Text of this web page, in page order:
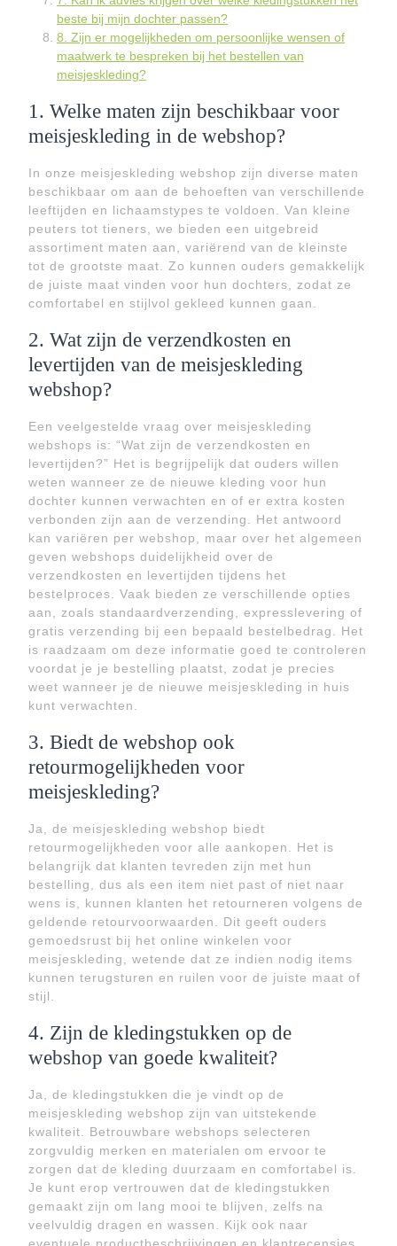
beste bij mijn dochter passen?
8. Zijn er mogelijkheden om persoonlijke wensen of
maatwerk te bespreken bij het bestellen van
meisjeskleding?
1. Welke maten zijn beschikbaar voor
meisjeskleding in de webshop?
In onze meisjeskleding webshop zijn diverse maten
beschikbaar om aan de behoeften van verschillende
leeftijden en lichaamstypes te voldoen. Van kleine
peuters tot tieners, we bieden een uitgebreid
assortiment maten aan, variërend van de kleinste
tot de grootste maat. Zo kunnen ouders gemakkelijk
de juiste maat vinden voor hun dochters, zodat ze
comfortabel en stijlvol gekleed kunnen gaan.
2. Wat zijn de verzendkosten en
levertijden van de meisjeskleding
webshop?
Een veelgestelde vraag over meisjeskleding
webshops is: “Wat zijn de verzendkosten en
levertijden?” Het is begrijpelijk dat ouders willen
weten wanneer ze de nieuwe kleding voor hun
dochter kunnen verwachten en of er extra kosten
verbonden zijn aan de verzending. Het antwoord
kan variëren per webshop, maar over het algemeen
geven webshops duidelijkheid over de
verzendkosten en levertijden tijdens het
bestelproces. Vaak bieden ze verschillende opties
aan, zoals standaardverzending, expresslevering of
gratis verzending bij een bepaald bestelbedrag. Het
is raadzaam om deze informatie goed te controleren
voordat je je bestelling plaatst, zodat je precies
weet wanneer je de nieuwe meisjeskleding in huis
kunt verwachten.
3. Biedt de webshop ook
retourmogelijkheden voor
meisjeskleding?
Ja, de meisjeskleding webshop biedt
retourmogelijkheden voor alle aankopen. Het is
belangrijk dat klanten tevreden zijn met hun
bestelling, dus als een item niet past of niet naar
wens is, kunnen klanten het retourneren volgens de
geldende retourvoorwaarden. Dit geeft ouders
gemoedsrust bij het online winkelen voor
meisjeskleding, wetende dat ze indien nodig items
kunnen terugsturen en ruilen voor de juiste maat of
stijl.
4. Zijn de kledingstukken op de
webshop van goede kwaliteit?
Ja, de kledingstukken die je vindt op de
meisjeskleding webshop zijn van uitstekende
kwaliteit. Betrouwbare webshops selecteren
zorgvuldig merken en materialen om ervoor te
zorgen dat de kleding duurzaam en comfortabel is.
Je kunt erop vertrouwen dat de kledingstukken
gemaakt zijn om lang mooi te blijven, zelfs na
veelvuldig dragen en wassen. Kijk ook naar